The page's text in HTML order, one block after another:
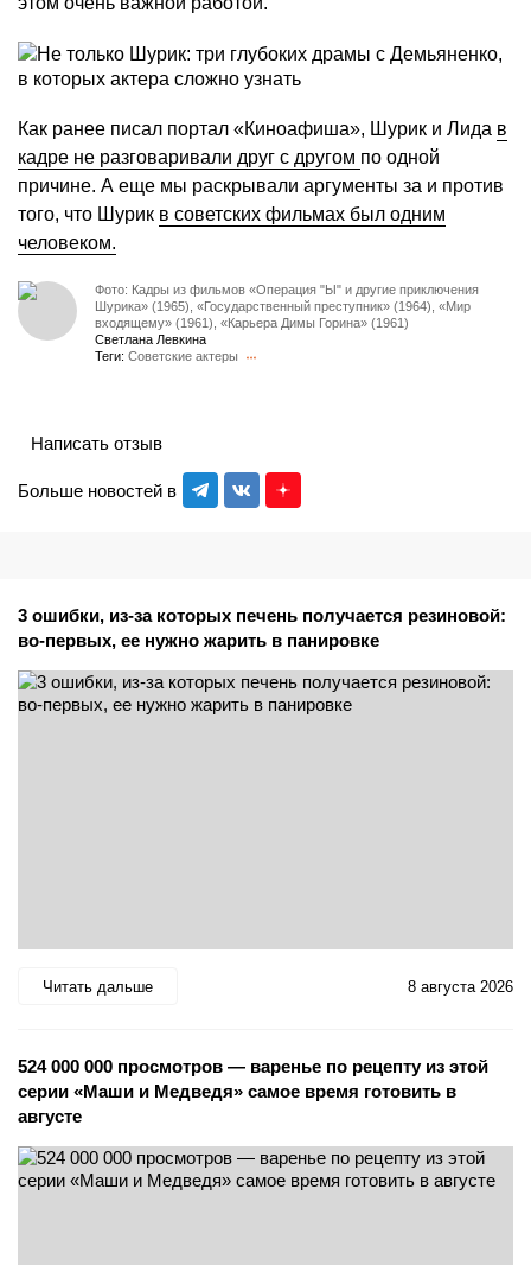
Как ранее писал портал «Киноафиша», Шурик и Лида в
кадре не разговаривали друг с другом по одной
причине. А еще мы раскрывали аргументы за и против
того, что Шурик в советских фильмах был одним
человеком.
Фото: Кадры из фильмов «Операция "Ы" и другие приключения
Шурика» (1965), «Государственный преступник» (1964), «Мир
входящему» (1961), «Карьера Димы Горина» (1961)
Светлана Левкина
Теги: Советские актеры
Больше новостей в
Написать отзыв
3 ошибки, из-за которых печень получается резиновой:
во-первых, ее нужно жарить в панировке
Читать дальше 8 августа 2026
524 000 000 просмотров — варенье по рецепту из этой
серии «Маши и Медведя» самое время готовить в
августе